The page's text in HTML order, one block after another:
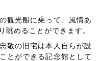
観光船に乗って、風情あ
眺めることができます。
敬の旧宅は本人自らが設
とができる記念館として